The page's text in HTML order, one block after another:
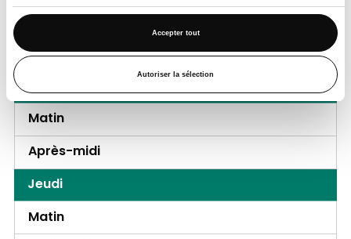
Accepter tout
Autoriser la sélection
Matin
Après-midi
Mercredi
Matin
Après-midi
Jeudi
Matin